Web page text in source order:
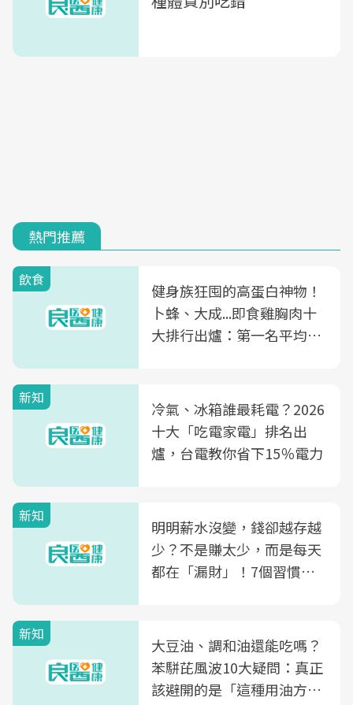
熱門推薦
飲食
健身族狂囤的高蛋白神物！
卜蜂、大成...即食雞胸肉十
大排行出爐：第一名平均一
新知
冷氣、冰箱誰最耗電？2026
十大「吃電家電」排名出
爐，台電教你省下15％電力
新知
明明薪水沒變，錢卻越存越
少？不是賺太少，而是每天
都在「漏財」！7個習慣一
新知
大豆油、調和油還能吃嗎？
苯駢芘風波10大疑問：真正
該避開的是「這種用油方